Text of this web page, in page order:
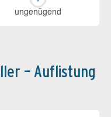
un­ge­nü­gend
– Auflistung